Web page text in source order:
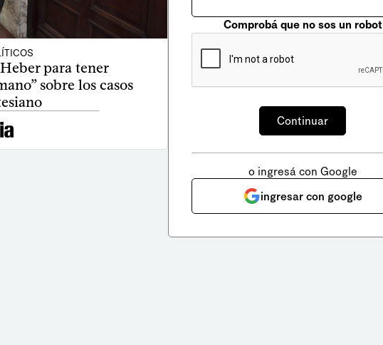
para tener
sobre los casos
Comprobá que no sos un robot
o ingresá con Google
ingresar con google